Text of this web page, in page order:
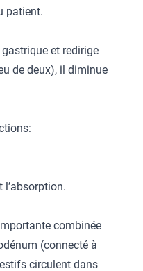
patient.
et redirige
de deux), il diminue
combinée
(connecté à
circulent dans